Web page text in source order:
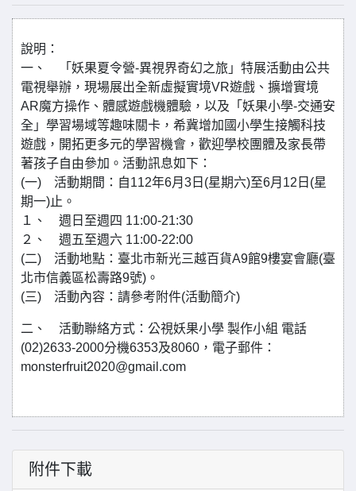
說明：
一、 「妖果夏令營-異視界奇幻之旅」特展活動由公共
電視舉辦，現場展出全新虛擬實境VR遊戲、擴增實境
AR魔方操作、體感遊戲機體驗，以及「妖果小學-交通安
全」學習場域等趣味關卡，希冀增加國小學生接觸科技
遊戲，開拓更多元的學習機會，歡迎學校團體及家長帶
著孩子自由參加。活動訊息如下：
(一) 活動期間：自112年6月3日(星期六)至6月12日(星
期一)止。
１、 週日至週四 11:00-21:30
２、 週五至週六 11:00-22:00
(二) 活動地點：臺北市新光三越百貨A9館9樓宴會廳(臺
北市信義區松壽路9號)。
(三) 活動內容：請參考附件(活動簡介)
二、 活動聯絡方式：公視妖果小學 製作小組 電話
(02)2633-2000分機6353及8060，電子郵件：
monsterfruit2020@gmail.com
附件下載